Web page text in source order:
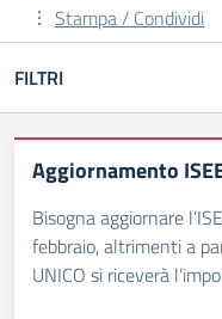
Stampa / Condividi
FILTRI
Aggiornamento
Bisogna aggiornare
febbraio, altrimenti a
UNICO si riceverà